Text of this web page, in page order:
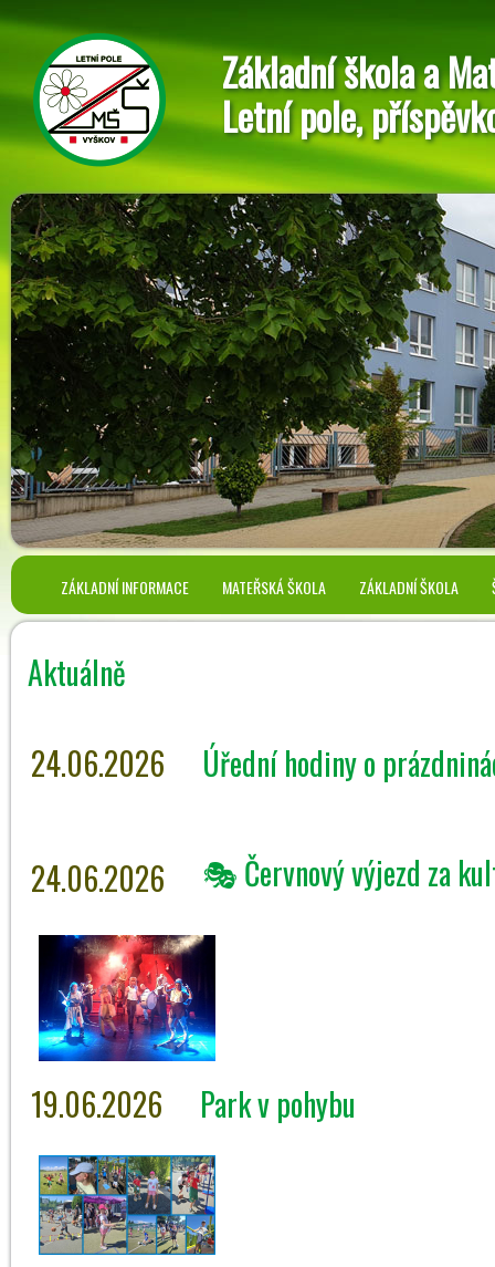
Základní škola a
Letní pole,
ZÁKLADNÍ INFORMACE MATEŘSKÁ ŠKOLA ZÁKLADNÍ ŠKOLA
Aktuálně
24.06.2026 Úřední hodiny o
24.06.2026 🎭 Červnový výjezd za
19.06.2026 Park v pohybu